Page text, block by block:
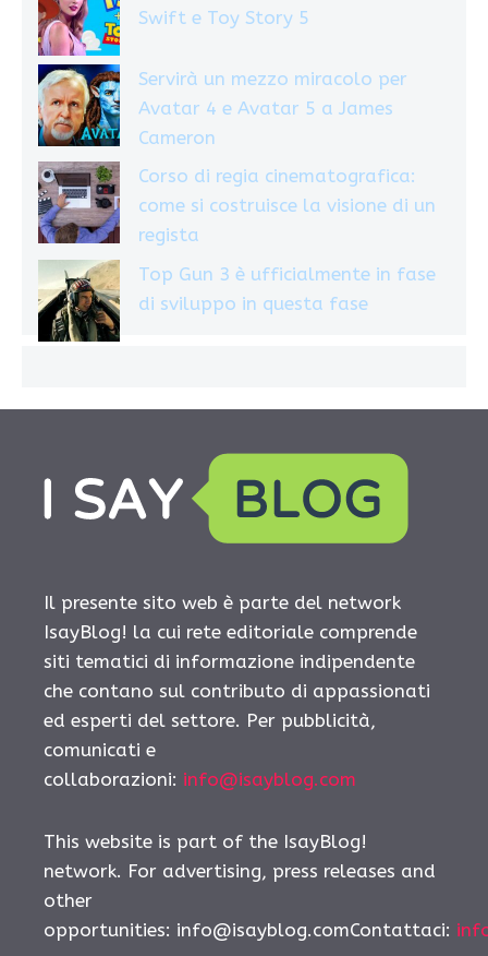
Swift e Toy Story 5
Servirà un mezzo miracolo per
Avatar 4 e Avatar 5 a James
Cameron
Corso di regia cinematografica:
come si costruisce la visione di un
regista
Top Gun 3 è ufficialmente in fase
di sviluppo in questa fase
Il presente sito web è parte del network
IsayBlog! la cui rete editoriale comprende
siti tematici di informazione indipendente
che contano sul contributo di appassionati
ed esperti del settore. Per pubblicità,
comunicati e
collaborazioni: info@isayblog.com
This website is part of the IsayBlog!
network. For advertising, press releases and
other
opportunities: info@isayblog.comContattaci: